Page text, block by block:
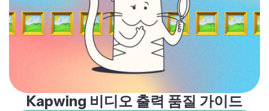
Kapwing 비디오 출력 품질 가이드